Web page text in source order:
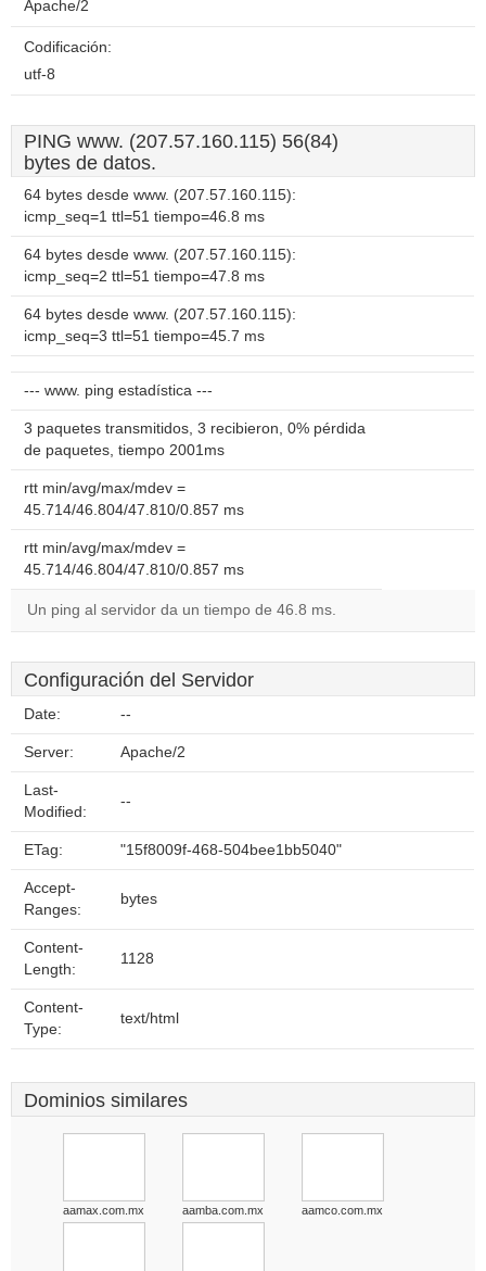
Apache/2
Codificación:
utf-8
PING www. (207.57.160.115) 56(84)
bytes de datos.
64 bytes desde www. (207.57.160.115):
icmp_seq=1 ttl=51 tiempo=46.8 ms
64 bytes desde www. (207.57.160.115):
icmp_seq=2 ttl=51 tiempo=47.8 ms
64 bytes desde www. (207.57.160.115):
icmp_seq=3 ttl=51 tiempo=45.7 ms
--- www. ping estadística ---
3 paquetes transmitidos, 3 recibieron, 0% pérdida
de paquetes, tiempo 2001ms
rtt min/avg/max/mdev =
45.714/46.804/47.810/0.857 ms
rtt min/avg/max/mdev =
45.714/46.804/47.810/0.857 ms
Un ping al servidor da un tiempo de 46.8 ms.
Configuración del Servidor
Date: --
Server: Apache/2
Last-
Modified:
--
ETag: "15f8009f-468-504bee1bb5040"
Accept-
Ranges:
bytes
Content-
Length:
1128
Content-
Type:
text/html
Dominios similares
aamax.com.mx aamba.com.mx aamco.com.mx